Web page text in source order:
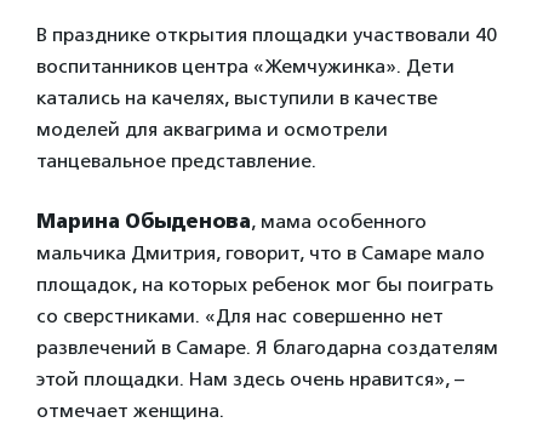
В празднике открытия площадки участвовали 40
воспитанников центра «Жемчужинка». Дети
катались на качелях, выступили в качестве
моделей для аквагрима и осмотрели
танцевальное представление.
Марина Обыденова, мама особенного
мальчика Дмитрия, говорит, что в Самаре мало
площадок, на которых ребенок мог бы поиграть
со сверстниками. «Для нас совершенно нет
развлечений в Самаре. Я благодарна создателям
этой площадки. Нам здесь очень нравится», –
отмечает женщина.